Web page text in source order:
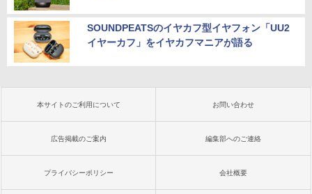
SOUNDPEATSのイヤカフ型イヤフォン「UU2
イヤーカフ」をイヤカフマニアが語る
本サイトのご利用について お問い合わせ
広告掲載のご案内 編集部へのご連絡
プライバシーポリシー 会社概要